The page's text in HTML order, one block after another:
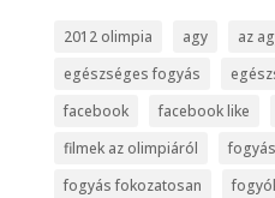
2012 olimpia agy
az
egészséges fogyás
facebook
facebook like
filmek az olimpiáról
fogyás
fogyás fokozatosan